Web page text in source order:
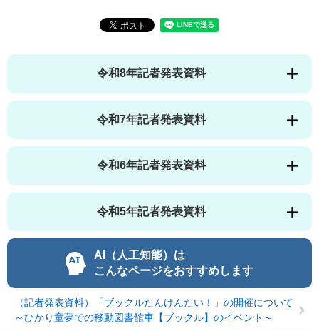
令和8年記者発表資料
令和7年記者発表資料
令和6年記者発表資料
令和5年記者発表資料
AI（人工知能）は
こんなページをおすすめします
（記者発表資料）「ブックルたんけんたい！」の開催について
～ひかり童夢での移動図書館車【ブックル】のイベント～